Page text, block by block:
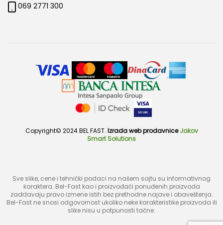
069 2771 300
Copyright© 2024 BEL FAST. Izrada web prodavnice Jakov
Smart Solutions
Sve slike, cene i tehnički podaci na našem sajtu su informativnog
karaktera. Bel-Fast kao i proizvođači ponuđenih proizvoda
zadržavaju pravo izmene istih bez prethodne najave i obaveštenja.
Bel-Fast ne snosi odgovornost ukoliko neke karakteristike proizvoda ili
slike nisu u potpunosti tačne.